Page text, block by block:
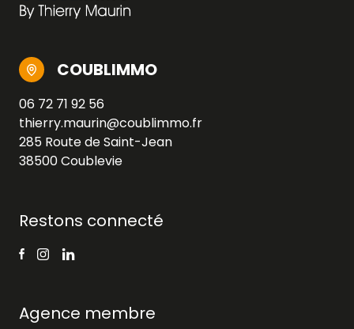
COUBLIMMO
06 72 71 92 56
thierry.maurin@coublimmo.fr
285 Route de Saint-Jean
38500 Coublevie
Restons connecté
Agence membre